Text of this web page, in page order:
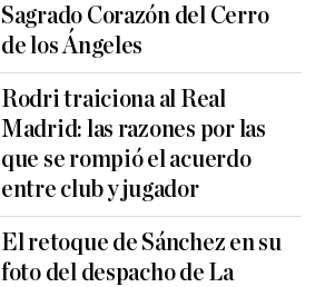
Sagrado Corazón del Cerro
de los Ángeles
Rodri traiciona al Real
Madrid: las razones por las
que se rompió el acuerdo
entre club y jugador
El retoque de Sánchez en su
foto del despacho de La